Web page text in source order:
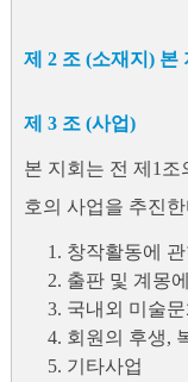
제 2 조 (소재지) 본
제 3 조 (사업)
본 지회는 전 제1
호의 사업을 추진
1. 창작활동에
2. 출판 및 계몽
3. 국내외 미술
4. 회원의 후생,
5. 기타사업